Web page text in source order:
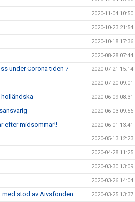
2020-11-04 10:50
2020-10-23 21:54
2020-10-18 17:36
2020-08-28 07:44
under Corona tiden ? 2020-07-21 15:14
2020-07-20 09:01
2020-06-09 08:31
2020-06-03 09:56
efter midsommar!! 2020-06-01 13:41
2020-05-13 12:23
2020-04-28 11:25
2020-03-30 13:09
2020-03-26 14:04
med stöd av Arvsfonden 2020-03-25 13:37